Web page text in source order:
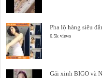
Pha lộ hàng siêu
6.5k views
Gái xinh BIGO và